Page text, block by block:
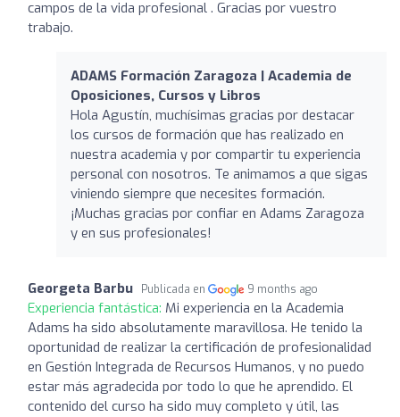
campos de la vida profesional . Gracias por vuestro
trabajo.
ADAMS Formación Zaragoza | Academia de
Oposiciones, Cursos y Libros
Hola Agustín, muchísimas gracias por destacar
los cursos de formación que has realizado en
nuestra academia y por compartir tu experiencia
personal con nosotros. Te animamos a que sigas
viniendo siempre que necesites formación.
¡Muchas gracias por confiar en Adams Zaragoza
y en sus profesionales!
Georgeta Barbu Publicada en 9 months ago
Experiencia fantástica: Mi experiencia en la Academia
Adams ha sido absolutamente maravillosa. He tenido la
oportunidad de realizar la certificación de profesionalidad
en Gestión Integrada de Recursos Humanos, y no puedo
estar más agradecida por todo lo que he aprendido. El
contenido del curso ha sido muy completo y útil, las